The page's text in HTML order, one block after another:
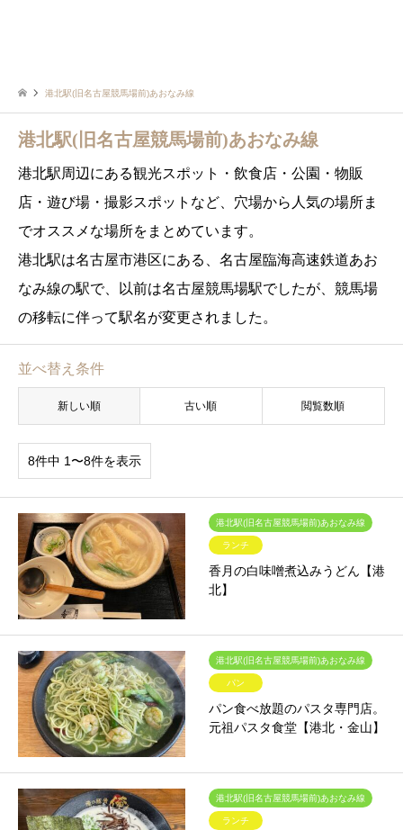
港北駅(旧名古屋競馬場前)あおなみ線
港北駅(旧名古屋競馬場前)あおなみ線
港北駅周辺にある観光スポット・飲食店・公園・物販
店・遊び場・撮影スポットなど、穴場から人気の場所ま
でオススメな場所をまとめています。
港北駅は名古屋市港区にある、名古屋臨海高速鉄道あお
なみ線の駅で、以前は名古屋競馬場駅でしたが、競馬場
の移転に伴って駅名が変更されました。
並べ替え条件
新しい順 古い順 閲覧数順
8件中 1〜8件を表示
港北駅(旧名古屋競馬場前)あおなみ線
ランチ
香月の白味噌煮込みうどん【港
北】
港北駅(旧名古屋競馬場前)あおなみ線
パン
パン食べ放題のパスタ専門店。
元祖パスタ食堂【港北・金山】
港北駅(旧名古屋競馬場前)あおなみ線
ランチ